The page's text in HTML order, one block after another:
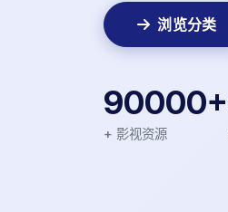
浏览分类
90000+
+ 影视资源